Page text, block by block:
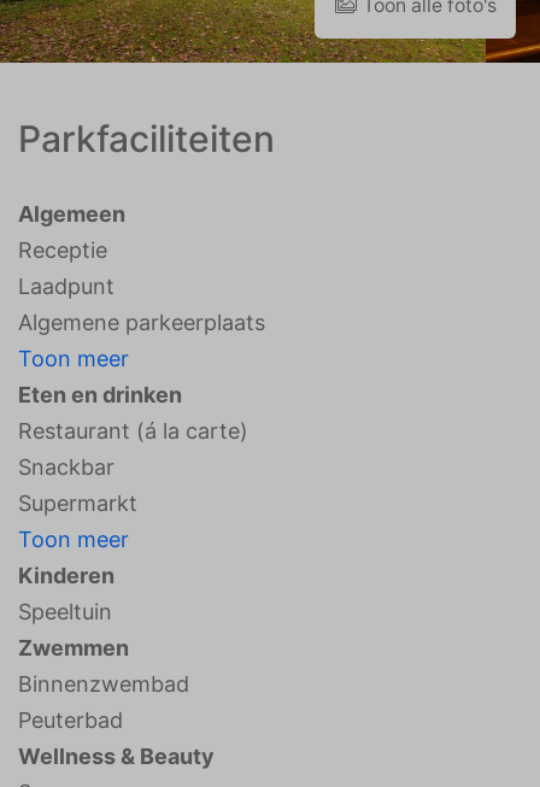
Toon alle foto's
Parkfaciliteiten
Algemeen
Receptie
Laadpunt
Algemene parkeerplaats
Toon meer
Eten en drinken
Restaurant (á la carte)
Snackbar
Supermarkt
Toon meer
Kinderen
Speeltuin
Zwemmen
Binnenzwembad
Peuterbad
Wellness & Beauty